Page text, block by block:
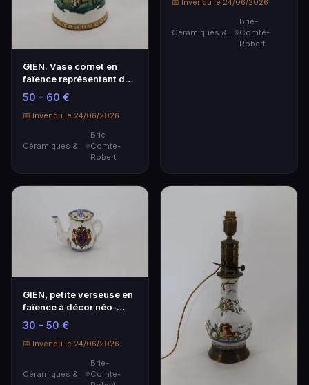
GIEN. Vase cornet en
faïence représentant des
vieillards.
50 – 60 €
📅 Invendu le 24/06/2026
Céramiques & Porcelaine
Brie-
Comte-
Robert
Brie-
Comte-
Robert
GIEN, petite verseuse en
faïence à décor néo-
Renaissance.
30 – 50 €
📅 Invendu le 24/06/2026
Céramiques & Porcelaine
Brie-
Comte-